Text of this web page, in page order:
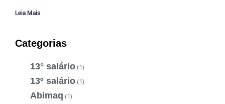
Leia Mais
Categorias
13° salário (1)
13º salário (1)
Abimaq (1)